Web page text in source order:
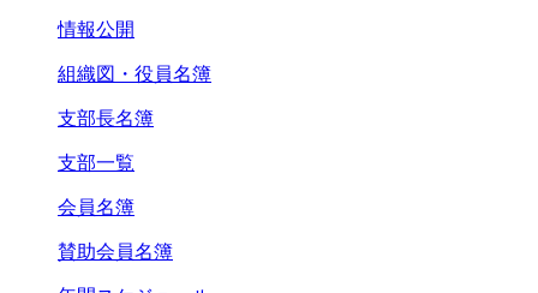
情報公開
組織図・役員名簿
支部長名簿
支部一覧
会員名簿
賛助会員名簿